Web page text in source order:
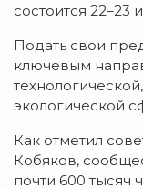
состоится 22–23
Подать свои
ключевым
экологической
Как отметил
Кобяков,
почти 600 тысяч